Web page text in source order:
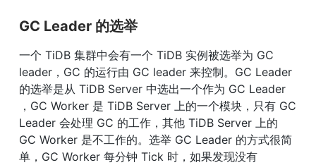
GC Leader 的选举
一个 TiDB 集群中会有一个 TiDB 实例被选举为 GC
leader，GC 的运行由 GC leader 来控制。GC Leader
的选举是从 TiDB Server 中选出一个作为 GC Leader
，GC Worker 是 TiDB Server 上的一个模块，只有 GC
Leader 会处理 GC 的工作，其他 TiDB Server 上的
GC Worker 是不工作的。选举 GC Leader 的方式很简
单，GC Worker 每分钟 Tick 时，如果发现没有